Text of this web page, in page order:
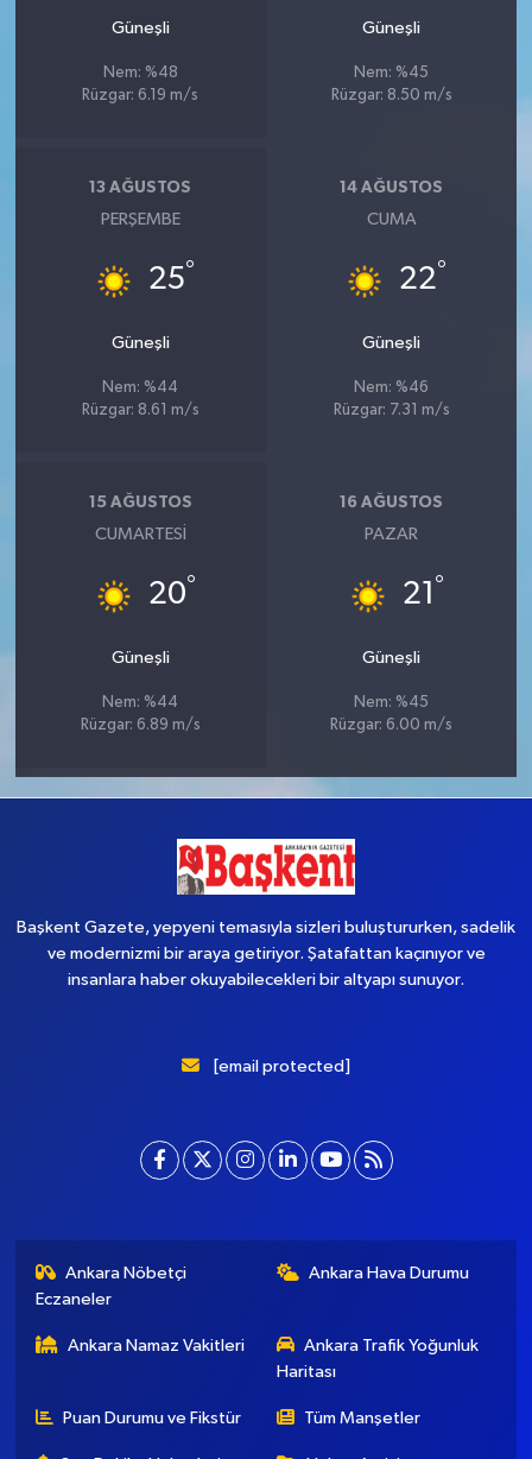
Güneşli
Nem: %48
Rüzgar: 6.19 m/s
Güneşli
Nem: %45
Rüzgar: 8.50 m/s
13 AĞUSTOS
PERŞEMBE
25°
Güneşli
Nem: %44
Rüzgar: 8.61 m/s
14 AĞUSTOS
CUMA
22°
Güneşli
Nem: %46
Rüzgar: 7.31 m/s
15 AĞUSTOS
CUMARTESI
20°
Güneşli
Nem: %44
Rüzgar: 6.89 m/s
16 AĞUSTOS
PAZAR
21 °
Güneşli
Nem: %45
Rüzgar: 6.00 m/s
Başkent Gazete, yepyeni temasıyla sizleri buluştururken, sadelik
ve modernizmi bir araya getiriyor. Şatafattan kaçınıyor ve
insanlara haber okuyabilecekleri bir altyapı sunuyor.
[email protected]
Ankara Nöbetçi
Eczaneler
Ankara Hava Durumu
Ankara Namaz Vakitleri
Ankara Trafik Yoğunluk
Haritası
Puan Durumu ve Fikstür Tüm Manşetler